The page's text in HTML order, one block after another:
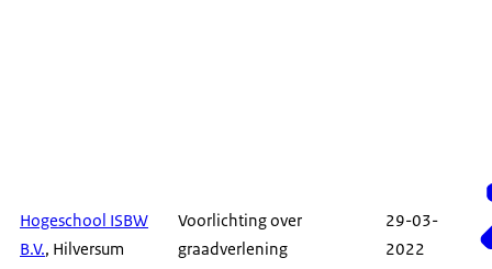
Hogeschool ISBW
B.V., Hilversum
Voorlichting over
graadverlening
29-03-
2022